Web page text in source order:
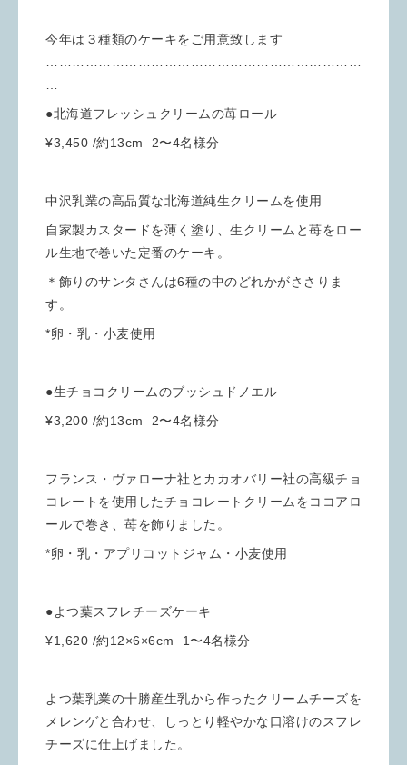
今年は３種類のケーキをご用意致します
●北海道フレッシュクリームの苺ロール
¥3,450 /約13cm 2〜4名様分
中沢乳業の高品質な北海道純生クリームを使用
自家製カスタードを薄く塗り、生クリームと苺をロー
ル生地で巻いた定番のケーキ。
＊飾りのサンタさんは6種の中のどれかがささりま
す。
*卵・乳・小麦使用
●生チョコクリームのブッシュドノエル
¥3,200 /約13cm 2〜4名様分
フランス・ヴァローナ社とカカオバリー社の高級チョ
コレートを使用したチョコレートクリームをココアロ
ールで巻き、苺を飾りました。
*卵・乳・アプリコットジャム・小麦使用
●よつ葉スフレチーズケーキ
¥1,620 /約12×6×6cm 1〜4名様分
よつ葉乳業の十勝産生乳から作ったクリームチーズを
メレンゲと合わせ、しっとり軽やかな口溶けのスフレ
チーズに仕上げました。